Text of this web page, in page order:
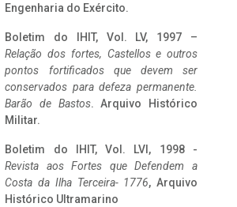
Engenharia do Exército.
Boletim do IHIT, Vol. LV, 1997 –
Relação dos fortes, Castellos e outros
pontos fortificados que devem ser
conservados para defeza permanente.
Barão de Bastos. Arquivo Histórico
Militar.
Boletim do IHIT, Vol. LVI, 1998 -
Revista aos Fortes que Defendem a
Costa da Ilha Terceira- 1776, Arquivo
Histórico Ultramarino